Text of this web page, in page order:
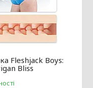
Fleshjack Boys:
Bliss